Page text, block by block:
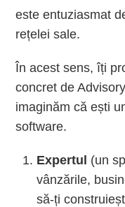
este entuziasmat
rețelei sale.
În acest sens, îți
concret de
imaginăm că ești
software.
Expertul (un
vânzările,
să-ți